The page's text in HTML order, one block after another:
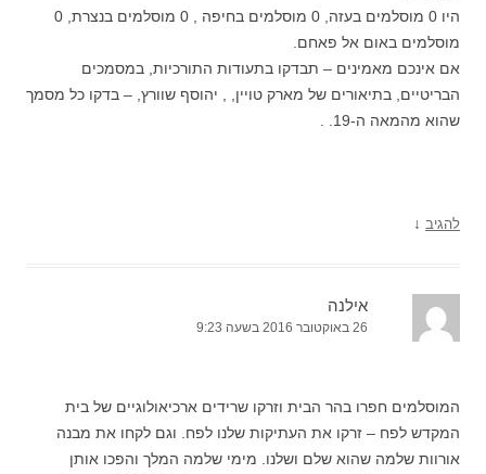
היו 0 מוסלמים בעזה, 0 מוסלמים בחיפה , 0 מוסלמים בנצרת, 0
מוסלמים באום אל פאחם.
אם אינכם מאמינים – תבדקו בתעודות התורכיות, במסמכים
הבריטיים, בתיאורים של מארק טויין, , יהוסף שוורץ, – בדקו כל מסמך
שהוא מהמאה ה-19. .
להגיב ↓
אילנה
26 באוקטובר 2016 בשעה 9:23
המוסלמים חפרו בהר הבית וזרקו שרידים ארכיאולוגיים של בית
המקדש לפח – זרקו את העתיקות שלנו לפח. וגם לקחו את מבנה
אורוות שלמה שהוא שלם ושלנו. מימי שלמה המלך והפכו אותן